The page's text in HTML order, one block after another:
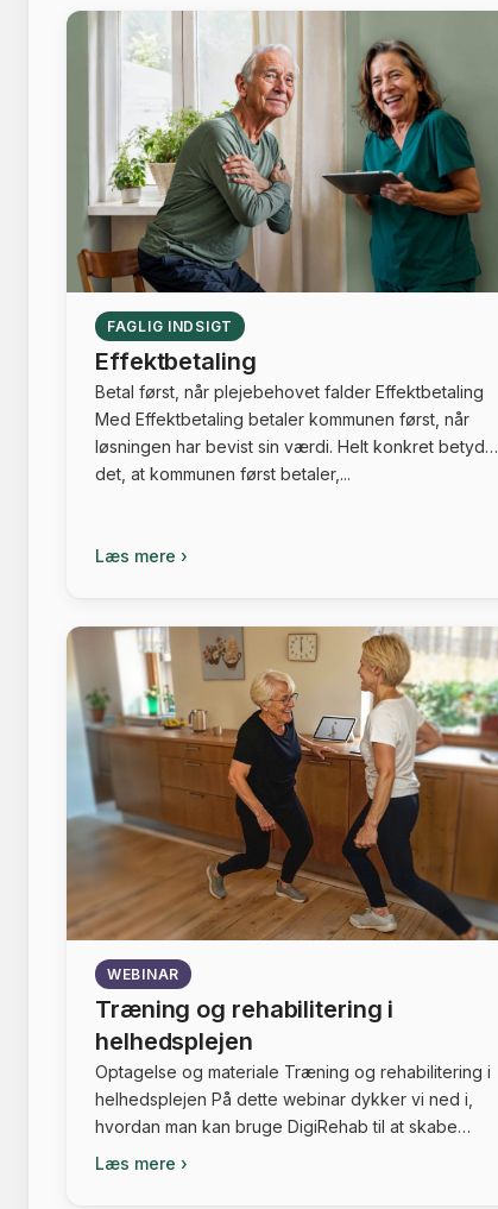
FAGLIG INDSIGT
Effektbetaling
Betal først, når plejebehovet falder Effektbetaling
Med Effektbetaling betaler kommunen først, når
løsningen har bevist sin værdi. Helt konkret betyder
det, at kommunen først betaler,...
Læs mere ›
WEBINAR
Træning og rehabilitering i
helhedsplejen
Optagelse og materiale Træning og rehabilitering i
helhedsplejen På dette webinar dykker vi ned i,
hvordan man kan bruge DigiRehab til at skabe
tværfaglig sammenhæng...
Læs mere ›